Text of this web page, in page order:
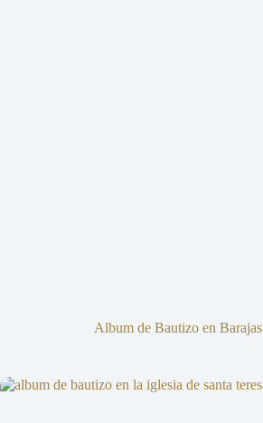
Album de Bautizo en Barajas